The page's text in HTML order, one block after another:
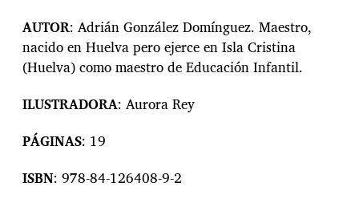
AUTOR: Adrián González Domínguez. Maestro,
nacido en Huelva pero ejerce en Isla Cristina
(Huelva) como maestro de Educación Infantil.
ILUSTRADORA: Aurora Rey
PÁGINAS: 19
ISBN: 978-84-126408-9-2